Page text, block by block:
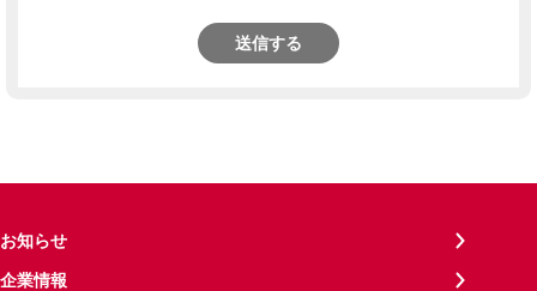
送信する
お知らせ
企業情報